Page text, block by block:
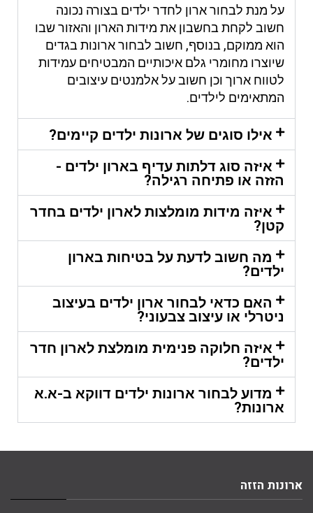
על מנת לבחור ארון לחדר ילדים בצורה נכונה
חשוב לקחת בחשבון את מידות הארון והאזור שבו
הוא ממוקם, בנוסף, חשוב לבחור ארונות בגדים
שיוצרו מחומרי גלם איכותיים המבטיחים עמידות
לטווח ארוך וכן חשוב על אלמנטים עיצובים
המתאימים לילדים.
אילו סוגים של ארונות ילדים קיימים?
איזה סוג דלתות עדיף בארון ילדים -
הזזה או פתיחה רגילה?
איזה מידות מומלצות לארון ילדים בחדר
קטן?
מה חשוב לדעת על בטיחות בארון
ילדים?
האם כדאי לבחור ארון ילדים בעיצוב
ניטרלי או עיצוב צבעוני?
איזה חלוקה פנימית מומלצת לארון חדר
ילדים?
מדוע לבחור ארונות ילדים דווקא ב-א.א
ארונות?
ארונות הזזה